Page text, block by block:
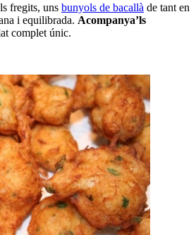
fregits, uns bunyols de bacallà de tant en
i equilibrada. Acompanya’ls
complet únic.